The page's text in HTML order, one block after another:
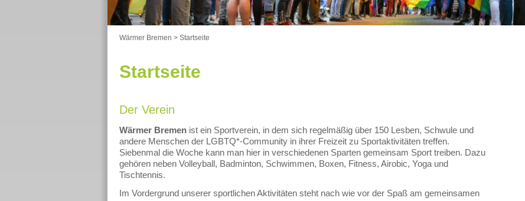
Wärmer Bremen > Startseite
Startseite
Der Verein
Wärmer Bremen ist ein Sportverein, in dem sich regelmäßig über 150 Lesben, Schwule und
andere Menschen der LGBTQ*-Community in ihrer Freizeit zu Sportaktivitäten treffen.
Siebenmal die Woche kann man hier in verschiedenen Sparten gemeinsam Sport treiben. Dazu
gehören neben Volleyball, Badminton, Schwimmen, Boxen, Fitness, Airobic, Yoga und
Tischtennis.
Im Vordergrund unserer sportlichen Aktivitäten steht nach wie vor der Spaß am gemeinsamen